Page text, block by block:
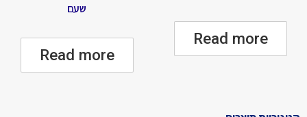
Read more
שעם
Read more